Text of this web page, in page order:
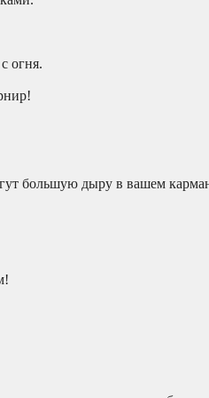
огня.
большую дыру в вашем